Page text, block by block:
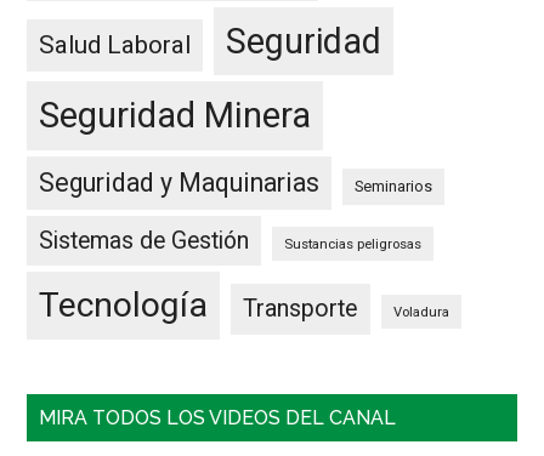
Salud Laboral
Seguridad
Seguridad Minera
Seguridad y Maquinarias Seminarios
Sistemas de Gestión Sustancias peligrosas
Tecnología Transporte Voladura
MIRA TODOS LOS VIDEOS DEL CANAL